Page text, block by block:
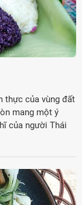
thực của vùng đất
mang một ý
của người Thái